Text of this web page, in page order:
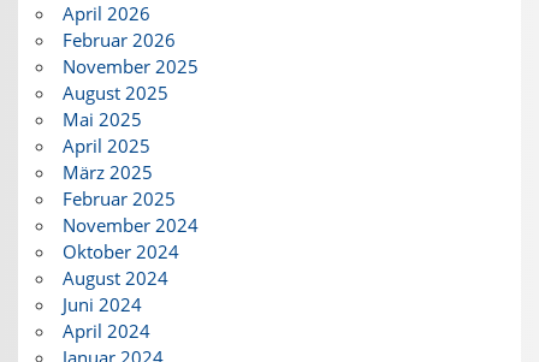
April 2026
Februar 2026
November 2025
August 2025
Mai 2025
April 2025
März 2025
Februar 2025
November 2024
Oktober 2024
August 2024
Juni 2024
April 2024